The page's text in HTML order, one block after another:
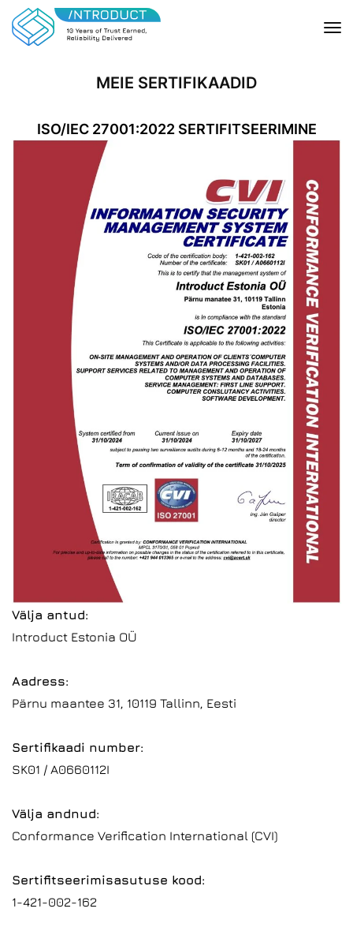
MEIE SERTIFIKAADID
ISO/IEC 27001:2022 SERTIFITSEERIMINE
Välja antud:
Introduct Estonia OÜ
Aadress:
Pärnu maantee 31, 10119 Tallinn, Eesti
Sertifikaadi number:
SK01 / A0660112I
Välja andnud:
Conformance Verification International (CVI)
Sertifitseerimisasutuse kood:
1-421-002-162